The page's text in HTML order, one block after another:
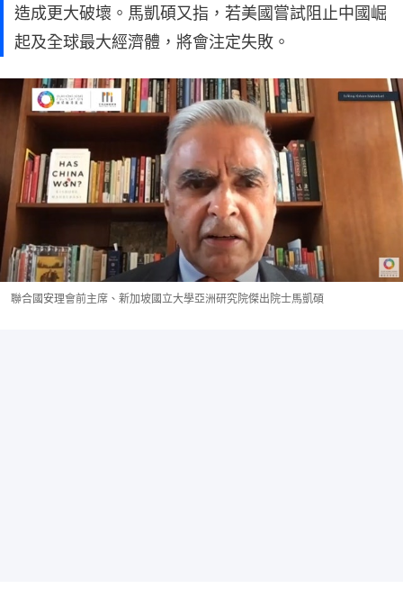
造成更大破壞。馬凱碩又指，若美國嘗試阻止中國崛
起及全球最大經濟體，將會注定失敗。
聯合國安理會前主席、新加坡國立大學亞洲研究院傑出院士馬凱碩